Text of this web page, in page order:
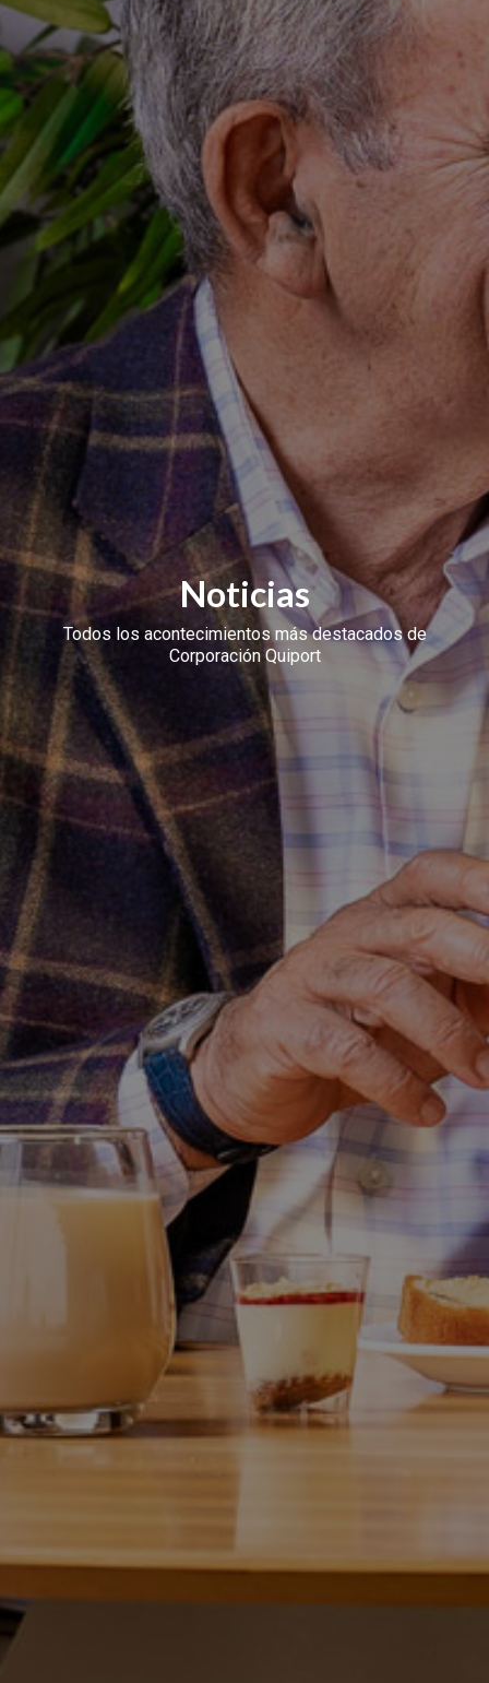
Noticias
Todos los acontecimientos más destacados de
Corporación Quiport